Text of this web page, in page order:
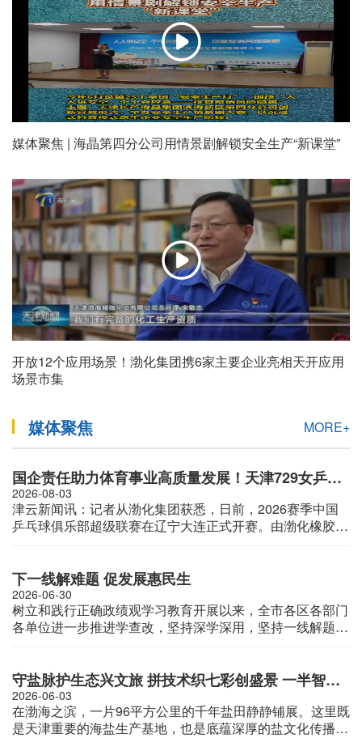
媒体聚焦 | 海晶第四分公司用情景剧解锁安全生产“新课堂”
开放12个应用场景！渤化集团携6家主要企业亮相天开应用
场景市集
媒体聚焦 MORE+
国企责任助力体育事业高质量发展！天津729女乒勇夺2026乒超联赛首轮胜利
2026-08-03
津云新闻讯：记者从渤化集团获悉，日前，2026赛季中国
乒乓球俱乐部超级联赛在辽宁大连正式开赛。由渤化橡胶所
决中战胜老牌劲旅华东理工大学队，强势斩获新赛季开门
红，为球队年度征程奏响昂扬序曲。
下一线解难题 促发展惠民生
2026-06-30
树立和践行正确政绩观学习教育开展以来，全市各区各部门
各单位进一步推进学查改，坚持深学深用，坚持一线解题，
实实在在解难题、促发展、惠民生的新业绩，增强群众的获
得感、幸福感、安全感。
守盐脉护生态兴文旅 拼技术织七彩创盛景 一半智造耕耘 一半飞鸟星河
2026-06-03
在渤海之滨，一片96平方公里的千年盐田静静铺展。这里既
是天津重要的海盐生产基地，也是底蕴深厚的盐文化传播